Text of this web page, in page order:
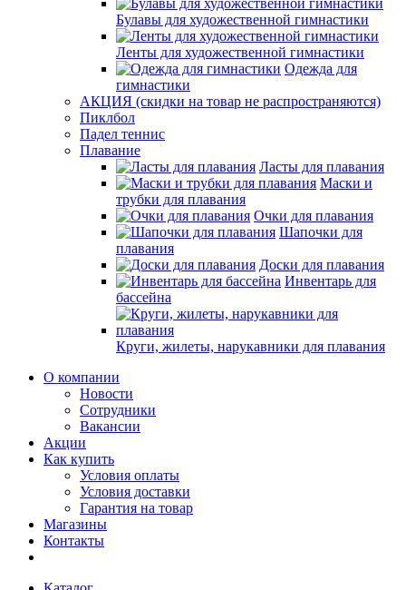
Булавы для художественной гимнастики
Ленты для художественной гимнастики
Одежда для
гимнастики
АКЦИЯ (скидки на товар не распространяются)
Пиклбол
Падел теннис
Плавание
Ласты для плавания
Маски и
трубки для плавания
Очки для плавания
Шапочки для
плавания
Доски для плавания
Инвентарь для
бассейна
Круги, жилеты, нарукавники для плавания
О компании
Новости
Сотрудники
Вакансии
Акции
Как купить
Условия оплаты
Условия доставки
Гарантия на товар
Магазины
Контакты